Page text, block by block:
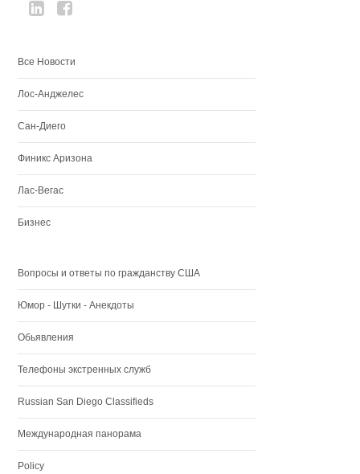
Все Новости
Лос-Анджелес
Сан-Диего
Финикс Аризона
Лас-Вегас
Бизнес
Вопросы и ответы по гражданству США
Юмор - Шутки - Анекдоты
Обьявления
Телефоны экстренных служб
Russian San Diego Classifieds
Международная панорама
Policy